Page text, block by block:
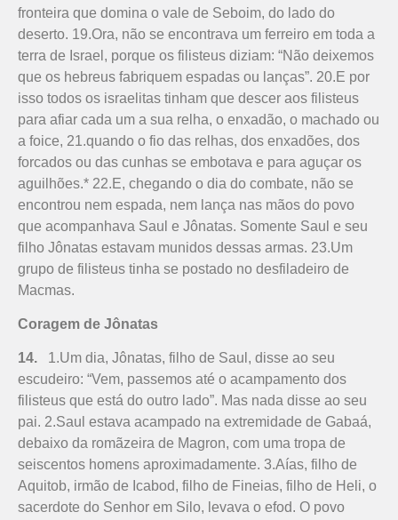
fronteira que domina o vale de Seboim, do lado do
deserto. 19.Ora, não se encontrava um ferreiro em toda a
terra de Israel, porque os filisteus diziam: “Não deixemos
que os hebreus fabriquem espadas ou lanças”. 20.E por
isso todos os israelitas tinham que descer aos filisteus
para afiar cada um a sua relha, o enxadão, o machado ou
a foice, 21.quando o fio das relhas, dos enxadões, dos
forcados ou das cunhas se embotava e para aguçar os
aguilhões.* 22.E, chegando o dia do combate, não se
encontrou nem espada, nem lança nas mãos do povo
que acompanhava Saul e Jônatas. Somente Saul e seu
filho Jônatas estavam munidos dessas armas. 23.Um
grupo de filisteus tinha se postado no desfiladeiro de
Macmas.
Coragem de Jônatas
14. 1.Um dia, Jônatas, filho de Saul, disse ao seu
escudeiro: “Vem, passemos até o acampamento dos
filisteus que está do outro lado”. Mas nada disse ao seu
pai. 2.Saul estava acampado na extremidade de Gabaá,
debaixo da romãzeira de Magron, com uma tropa de
seiscentos homens aproximadamente. 3.Aías, filho de
Aquitob, irmão de Icabod, filho de Fineias, filho de Heli, o
sacerdote do Senhor em Silo, levava o efod. O povo